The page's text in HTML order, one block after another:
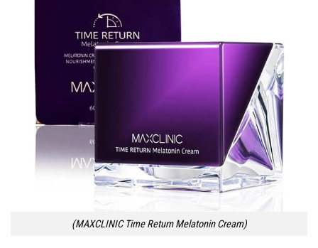
(MAXCLINIC Time Return Melatonin Cream)